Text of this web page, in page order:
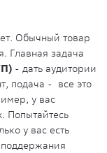
Обычный товар
Главная задача
- дать аудитории
подача - все это
у вас
Попытайтесь
у вас есть
поддержания